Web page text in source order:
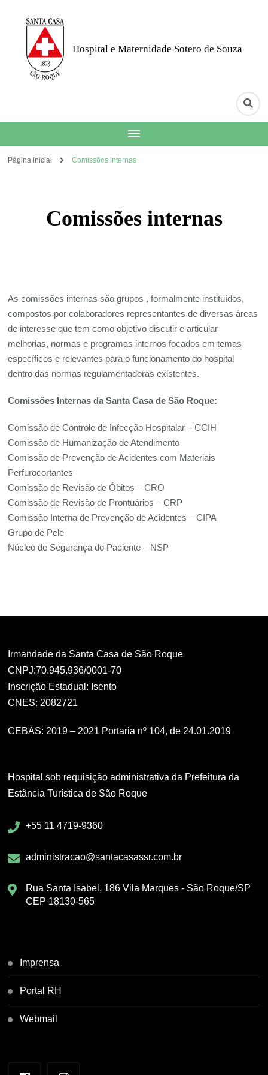
Hospital e Maternidade Sotero de Souza
Página inicial Comissões internas
Comissões internas
As comissões internas são grupos , formalmente instituídos,
compostos por colaboradores representantes de diversas áreas
de interesse que tem como objetivo discutir e articular
melhorias, normas e programas internos focados em temas
específicos e relevantes para o funcionamento do hospital
dentro das normas regulamentadoras existentes.
Comissões Internas da Santa Casa de São Roque:
Comissão de Controle de Infecção Hospitalar – CCIH
Comissão de Humanização de Atendimento
Comissão de Prevenção de Acidentes com Materiais
Perfurocortantes
Comissão de Revisão de Óbitos – CRO
Comissão de Revisão de Prontuários – CRP
Comissão Interna de Prevenção de Acidentes – CIPA
Grupo de Pele
Núcleo de Segurança do Paciente – NSP
Irmandade da Santa Casa de São Roque
CNPJ:70.945.936/0001-70
Inscrição Estadual: Isento
CNES: 2082721
CEBAS: 2019 – 2021 Portaria nº 104, de 24.01.2019
Hospital sob requisição administrativa da Prefeitura da
Estância Turística de São Roque
+55 11 4719-9360
administracao@santacasassr.com.br
Rua Santa Isabel, 186 Vila Marques - São Roque/SP
CEP 18130-565
Imprensa
Portal RH
Webmail